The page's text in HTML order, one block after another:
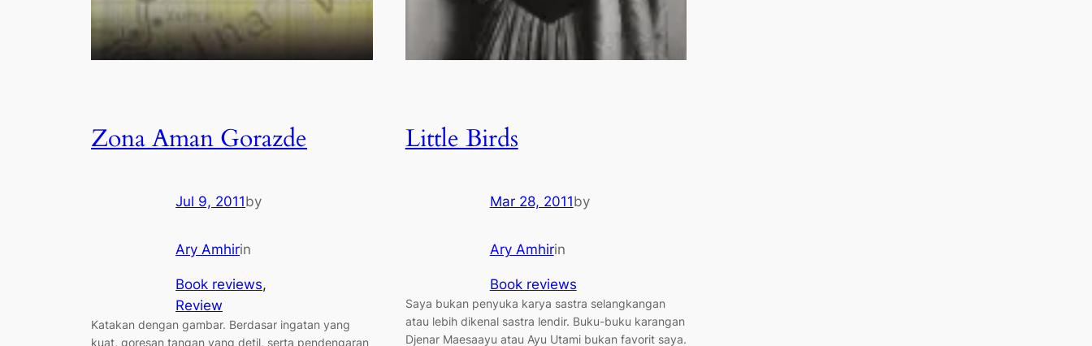
Zona Aman Gorazde
Jul 9, 2011by
Ary Amhirin
Book reviews
Review
Katakan dengan gambar. Berdasar ingatan yang
kuat, goresan tangan yang detil, serta pendengaran
Little Birds
Mar 28, 2011by
Ary Amhirin
Book reviews
Saya bukan penyuka karya sastra selangkangan
atau lebih dikenal sastra lendir. Buku-buku karangan
Djenar Maesaayu atau Ayu Utami bukan favorit saya.